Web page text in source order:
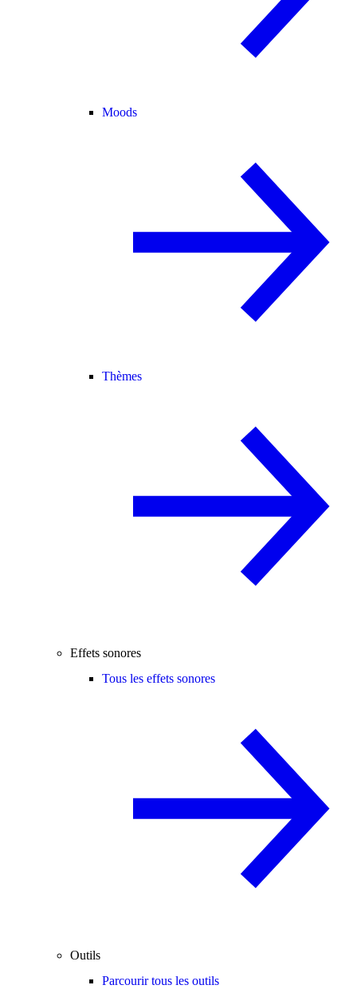
Moods
Thèmes
Effets sonores
Tous les effets sonores
Outils
Parcourir tous les outils